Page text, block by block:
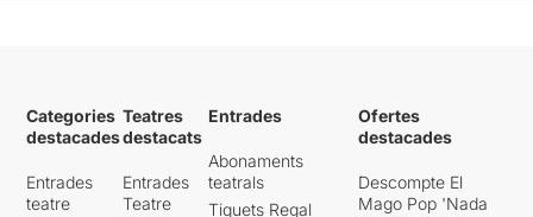
Categories
destacades
Entrades
teatre
Teatres
destacats
Entrades
Teatre
Entrades
Abonaments
teatrals
Tiquets Regal
Ofertes
destacades
Descompte El
Mago Pop 'Nada